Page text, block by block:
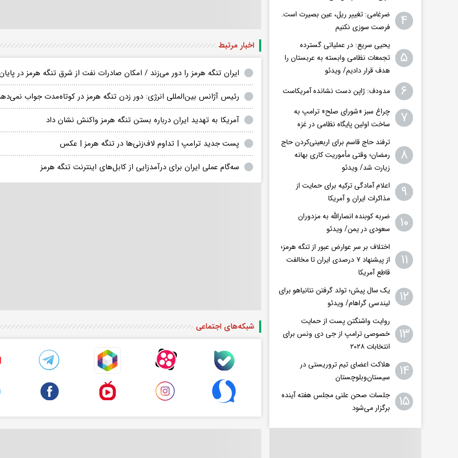
اخبار مرتبط
ایران تنگه هرمز را دور می‌زند / امکان صادرات نفت از شرق تنگه هرمز در پایان
رئیس‌ آژانس بین‌المللی انرژی: دور زدن تنگه هرمز در کوتاه‌مدت جواب
آمریکا به تهدید ایران درباره بستن تنگه هرمز واکنش نشان داد
پست جدید ترامپ | تداوم لاف‌زنی‌ها در تنگه هرمز | عکس
سه‌گام عملی ایران برای درآمدزایی از کابل‌های اینترنت تنگه هرمز
شبکه‌های اجتماعی
۴
ضرغامی: تغییر ریل، عین بصیرت است.
فرصت سوزی نکنیم
۵
یحیی سریع: در عملیاتی گسترده
تجمعات نظامی وابسته به عربستان را
هدف قرار دادیم/ ویدئو
۶ مدودف: ژاپن دست نشانده آمریکاست
۷
چراغ سبز «شورای صلح» ترامپ به
ساخت اولین پایگاه نظامی در غزه
۸
ترفند حاج قاسم برای اربعینی‌کردن حاج
رمضان؛ وقتی مأموریت کاری بهانه
زیارت شد/ ویدئو
۹
اعلام آمادگی ترکیه برای حمایت از
مذاکرات ایران و آمریکا
۱۰
ضربه کوبنده انصارالله به مزدوران
سعودی در یمن/ ویدئو
۱۱
اختلاف بر سر عوارض عبور از تنگه هرمز؛
از پیشنهاد ۷ درصدی ایران تا مخالفت
قاطع آمریکا
۱۲
یک سال پیش؛ تولد گرفتن نتانیاهو برای
لیندسی گراهام/ ویدئو
۱۳
روایت واشنگتن پست از حمایت
خصوصی ترامپ از جی دی ونس برای
انتخابات ۲۰۲۸
۱۴
هلاکت اعضای تیم تروریستی در
سیستان‌وبلوچستان
۱۵
جلسات صحن علنی مجلس هفته آینده
برگزار می‌شود